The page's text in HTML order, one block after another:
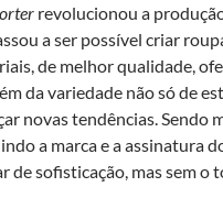
revolucionou a
a ser possível criar
de melhor qualidade,
da variedade não só de
novas tendências. Sendo
a marca e a assinatura
de sofisticação, mas sem o